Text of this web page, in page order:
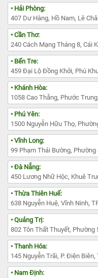
• Hải Phòng:
407 Dư Hàng, Hồ Nam, Lê
• Cần Thơ:
240 Cách Mạng Tháng 8, Cái
• Bến Tre:
459 Đại Lộ Đồng Khởi, Phú
• Khánh Hòa:
1058 Cao Thắng, Phước
• Phú Yên:
1500 Nguyễn Hữu Thọ,
• Vĩnh Long:
99 Phạm Thái Bường, Phường
• Đà Nẵng:
450 Lương Nhữ Hộc, Khuê
• Thừa Thiên Huế:
638 Nguyễn Huệ, Vĩnh Ninh,
• Quảng Trị:
802 Tôn Thất Thuyết, Phường
• Thanh Hóa:
145 Nguyễn Trãi, P. Điện
• Nam Định: